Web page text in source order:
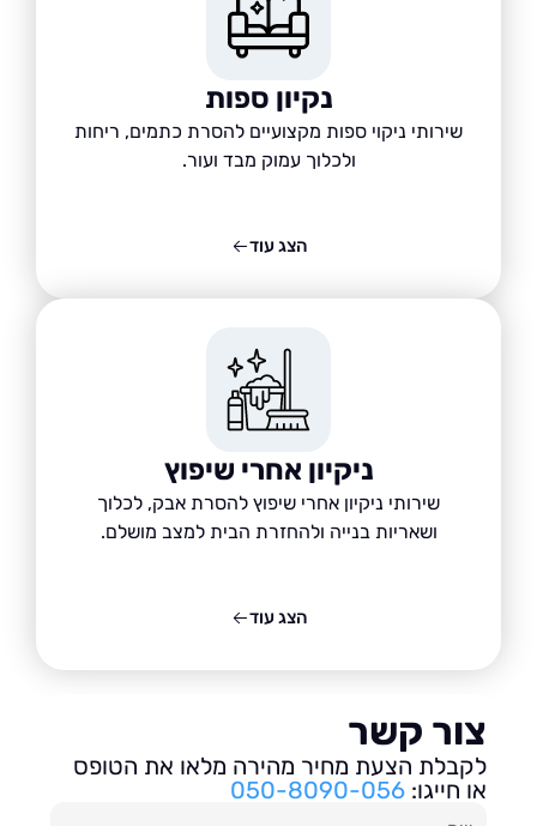
נקיון ספות
שירותי ניקוי ספות מקצועיים להסרת כתמים, ריחות
ולכלוך עמוק מבד ועור.
ניקיון אחרי שיפוץ
שירותי ניקיון אחרי שיפוץ להסרת אבק, לכלוך
ושאריות בנייה ולהחזרת הבית למצב מושלם.
קשר
הצעת מחיר מהירה מלאו את הטופס
חייגו:050-8090-056